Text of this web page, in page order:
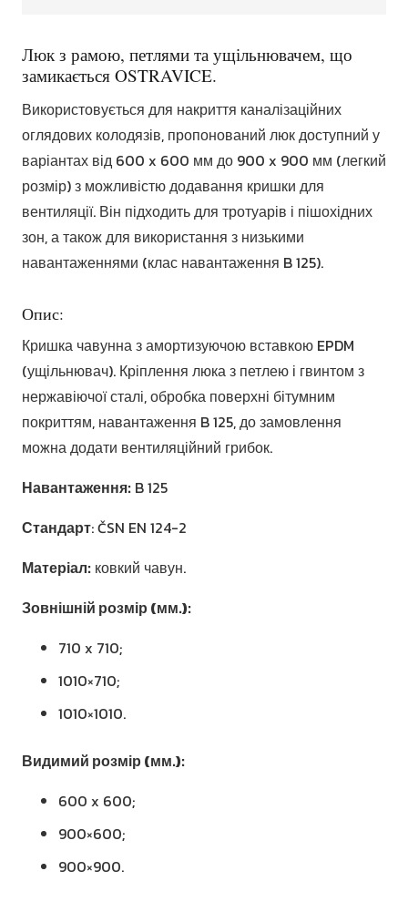
Люк з рамою, петлями та ущільнювачем, що
замикається OSTRAVICE.
Використовується для накриття каналізаційних
оглядових колодязів, пропонований люк доступний у
варіантах від 600 x 600 мм до 900 x 900 мм (легкий
розмір) з можливістю додавання кришки для
вентиляції. Він підходить для тротуарів і пішохідних
зон, а також для використання з низькими
навантаженнями (клас навантаження B 125).
Опис:
Кришка чавунна з амортизуючою вставкою EPDM
(ущільнювач). Кріплення люка з петлею і гвинтом з
нержавіючої сталі, обробка поверхні бітумним
покриттям, навантаження B 125, до замовлення
можна додати вентиляційний грибок.
Навантаження: B 125
Стандарт: ČSN EN 124-2
Матеріал: ковкий чавун.
Зовнішній розмір (мм.):
710 x 710;
1010×710;
1010×1010.
Видимий розмір (мм.):
600 x 600;
900×600;
900×900.